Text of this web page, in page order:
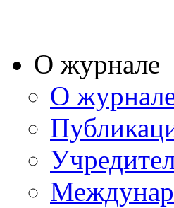
О журнале
О